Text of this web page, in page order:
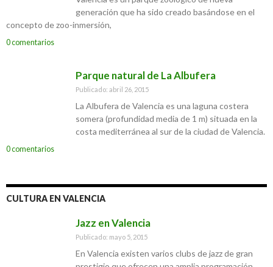
generación que ha sido creado basándose en el
concepto de zoo-inmersión,
0 comentarios
Parque natural de La Albufera
Publicado: abril 26, 2015
La Albufera de Valencia es una laguna costera
somera (profundidad media de 1 m) situada en la
costa mediterránea al sur de la ciudad de Valencia.
0 comentarios
CULTURA EN VALENCIA
Jazz en Valencia
Publicado: mayo 5, 2015
En Valencia existen varios clubs de jazz de gran